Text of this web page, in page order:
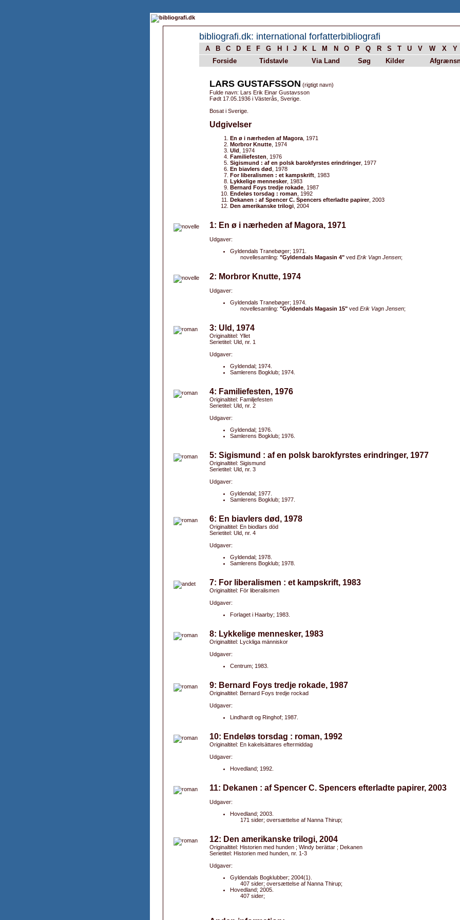
bibliografi.dk: international forfatterbibliografi
A B C D E F G H J K L M N O P Q R S T U V W X Y
Forside
Tidstavle Via Land Søg Kilder
LARS GUSTAFSSON (rigtigt navn)
Fulde navn: Lars Erik Einar Gustavsson
Født 17.05.1936 i Västerås, Sverige.
Bosat i Sverige.
Udgivelser
En ø i nærheden af Magora , 1971
Morbror Knutte , 1974
Uld , 1974
Familiefesten , 1976
Sigismund : af en polsk barokfyrstes erindringer, 1977
En biavlers død , 1978
For liberalismen : et kampskrift , 1983
Lykkelige mennesker, 1983
Bernard Foys tredje rokade , 1987
Endeløs torsdag : roman , 1992
Dekanen : af Spencer C. Spencers efterladte papirer, 2003
Den amerikanske trilogi , 2004
1: En ø i nærheden af Magora, 1971
Udgaver:
Gyldendals Tranebøger; 1971.
novellesamling: "Gyldendals Magasin 4" ved Erik Vagn Jensen;
2: Morbror Knutte, 1974
Udgaver:
Gyldendals Tranebøger; 1974.
novellesamling: "Gyldendals Magasin 15" ved Erik Vagn Jensen;
3: Uld, 1974
Originaltitel: Yllet
Serietitel: Uld, nr. 1
Udgaver:
Gyldendal; 1974.
Samlerens Bogklub; 1974.
4: Familiefesten, 1976
Originaltitel: Familjefesten
Serietitel: Uld, nr. 2
Udgaver:
Gyldendal; 1976.
Samlerens Bogklub; 1976.
5: Sigismund : af en polsk barokfyrstes erindringer, 1977
Originaltitel: Sigismund
Serietitel: Uld, nr. 3
Udgaver:
Gyldendal; 1977.
Samlerens Bogklub; 1977.
6: En biavlers død, 1978
Originaltitel: En biodlars död
Serietitel: Uld, nr. 4
Udgaver:
Gyldendal; 1978.
Samlerens Bogklub; 1978.
7: For liberalismen : et kampskrift, 1983
Originaltitel: För liberalismen
Udgaver:
Forlaget i Haarby; 1983.
8: Lykkelige mennesker, 1983
Originaltitel: Lyckliga människor
Udgaver:
Centrum; 1983.
9: Bernard Foys tredje rokade, 1987
Originaltitel: Bernard Foys tredje rockad
Udgaver:
Lindhardt og Ringhof; 1987.
10: Endeløs torsdag : roman, 1992
Originaltitel: En kakelsättares eftermiddag
Udgaver:
Hovedland; 1992.
11: Dekanen : af Spencer C. Spencers efterladte papirer, 2003
Udgaver:
Hovedland; 2003.
171 sider; oversættelse af Nanna Thirup;
12: Den amerikanske trilogi, 2004
Originaltitel: Historien med hunden ; Windy berättar ; Dekanen
Serietitel: Historien med hunden, nr. 1-3
Udgaver:
Gyldendals Bogklubber; 2004(1).
407 sider; oversættelse af Nanna Thirup;
Hovedland; 2005.
407 sider;